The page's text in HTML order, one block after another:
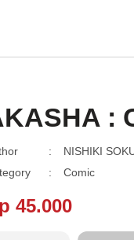
:
:
NISHIKI
: Comic
45.000